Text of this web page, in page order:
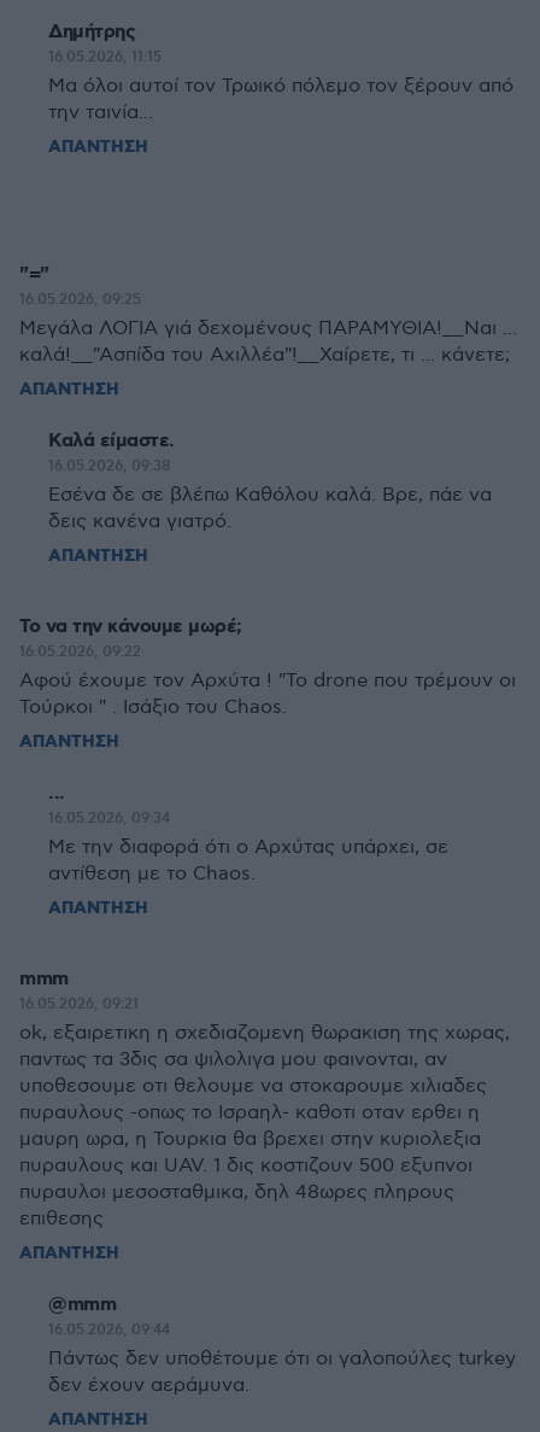
Δημήτρης
16.05.2026, 11:15
Μα όλοι αυτοί τον Τρωικό πόλεμο τον ξέρουν από
την ταινία...
ΑΠΑΝΤΗΣΗ
"="
16.05.2026, 09:25
Μεγάλα ΛΟΓΙΑ γιά δεχομένους ΠΑΡΑΜΥΘΙΑ!__Ναι ...
καλά!__"Ασπίδα του Αχιλλέα"!__Χαίρετε, τι ... κάνετε;
ΑΠΑΝΤΗΣΗ
Καλά είμαστε.
16.05.2026, 09:38
Εσένα δε σε βλέπω Καθόλου καλά. Βρε, πάε να
δεις κανένα γιατρό.
ΑΠΑΝΤΗΣΗ
Το να την κάνουμε μωρέ;
16.05.2026, 09:22
Αφού έχουμε τον Αρχύτα ! "Το drone που τρέμουν οι
Τούρκοι " . Ισάξιο του Chaos.
ΑΠΑΝΤΗΣΗ
...
16.05.2026, 09:34
Με την διαφορά ότι ο Αρχύτας υπάρχει, σε
αντίθεση με το Chaos.
ΑΠΑΝΤΗΣΗ
mmm
16.05.2026, 09:21
ok, εξαιρετικη η σχεδιαζομενη θωρακιση της χωρας,
παντως τα 3δις σα ψιλολιγα μου φαινονται, αν
υποθεσουμε οτι θελουμε να στοκαρουμε χιλιαδες
πυραυλους -οπως το Ισραηλ- καθοτι οταν ερθει η
μαυρη ωρα, η Τουρκια θα βρεχει στην κυριολεξια
πυραυλους και UAV. 1 δις κοστιζουν 500 εξυπνοι
πυραυλοι μεσοσταθμικα, δηλ 48ωρες πληρους
επιθεσης
ΑΠΑΝΤΗΣΗ
@mmm
16.05.2026, 09:44
Πάντως δεν υποθέτουμε ότι οι γαλοπούλες turkey
δεν έχουν αεράμυνα.
ΑΠΑΝΤΗΣΗ